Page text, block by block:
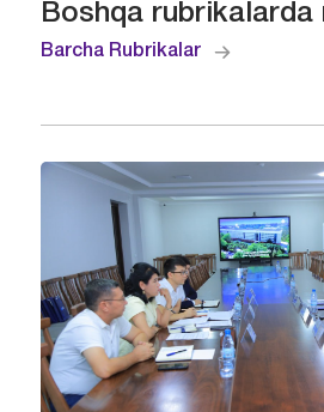
Boshqa rubrikalarda
Barcha Rubrikalar